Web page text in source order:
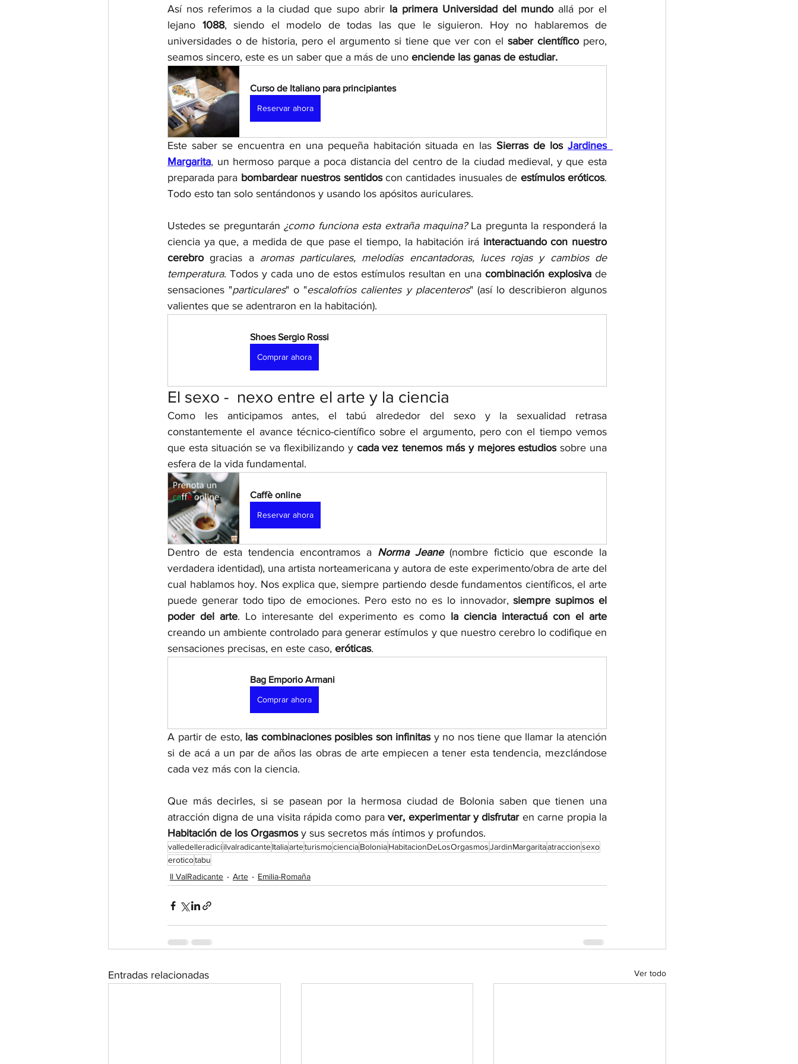
Así nos referimos a la ciudad que supo abrir la primera Universidad del mundo allá por el
lejano 1088, siendo el modelo de todas las que le siguieron. Hoy no hablaremos de
universidades o de historia, pero el argumento si tiene que ver con el saber científico pero,
seamos sincero, este es un saber que a más de uno enciende las ganas de estudiar.
Curso de Italiano para principiantes
Reservar ahora
Este saber se encuentra en una pequeña habitación situada en las Sierras de los Jardines
Margarita, un hermoso parque a poca distancia del centro de la ciudad medieval, y que esta
preparada para bombardear nuestros sentidos con cantidades inusuales de estímulos eróticos.
Todo esto tan solo sentándonos y usando los apósitos auriculares.
Ustedes se preguntarán ¿como funciona esta extraña maquina? La pregunta la responderá la
ciencia ya que, a medida de que pase el tiempo, la habitación irá interactuando con nuestro
cerebro gracias a aromas particulares, melodías encantadoras, luces rojas y cambios de
temperatura. Todos y cada uno de estos estímulos resultan en una combinación explosiva de
sensaciones "particulares" o "escalofríos calientes y placenteros" (así lo describieron algunos
valientes que se adentraron en la habitación).
Shoes Sergio Rossi
Comprar ahora
El sexo -  nexo entre el arte y la ciencia
Como les anticipamos antes, el tabú alrededor del sexo y la sexualidad retrasa
constantemente el avance técnico-científico sobre el argumento, pero con el tiempo vemos
que esta situación se va flexibilizando y cada vez tenemos más y mejores estudios sobre una
esfera de la vida fundamental.
Caffè online
Reservar ahora
Dentro de esta tendencia encontramos a Norma Jeane (nombre ficticio que esconde la
verdadera identidad), una artista norteamericana y autora de este experimento/obra de arte del
cual hablamos hoy. Nos explica que, siempre partiendo desde fundamentos científicos, el arte
puede generar todo tipo de emociones. Pero esto no es lo innovador, siempre supimos el
poder del arte. Lo interesante del experimento es como
creando un ambiente controlado para generar estímulos y que nuestro cerebro lo codifique en
sensaciones precisas, en este caso, eróticas.
Bag Emporio Armani
Comprar ahora
A partir de esto, las combinaciones posibles son infinitas y no nos tiene que llamar la atención
si de acá a un par de años las obras de arte empiecen a tener esta tendencia, mezclándose
cada vez más con la ciencia.
Que más decirles, si se pasean por la hermosa ciudad de Bolonia saben que tienen una
atracción digna de una visita rápida como para ver, experimentar y disfrutar
Habitación de los Orgasmos y sus secretos más íntimos y profundos.
valledelleradiciilvalradicanteItaliaarteturismocienciaBoloniaHabitacionDeLosOrgasmosJardinMargaritaatraccionsexo
eroticotabu
Il ValRadicante
Arte Emilia-Romaña
Entradas relacionadas Ver todo